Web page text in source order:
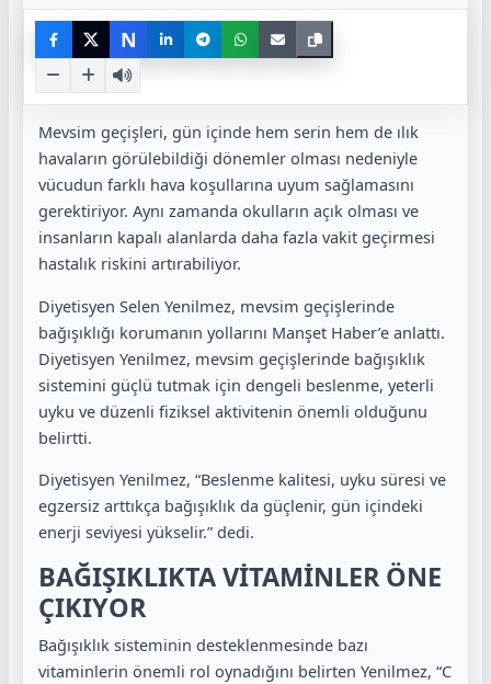
N
Mevsim geçişleri, gün içinde hem serin hem de ılık
havaların görülebildiği dönemler olması nedeniyle
vücudun farklı hava koşullarına uyum sağlamasını
gerektiriyor. Aynı zamanda okulların açık olması ve
insanların kapalı alanlarda daha fazla vakit geçirmesi
hastalık riskini artırabiliyor.
Diyetisyen Selen Yenilmez, mevsim geçişlerinde
bağışıklığı korumanın yollarını Manşet Haber’e anlattı.
Diyetisyen Yenilmez, mevsim geçişlerinde bağışıklık
sistemini güçlü tutmak için dengeli beslenme, yeterli
uyku ve düzenli fiziksel aktivitenin önemli olduğunu
belirtti.
Diyetisyen Yenilmez, “Beslenme kalitesi, uyku süresi ve
egzersiz arttıkça bağışıklık da güçlenir, gün içindeki
enerji seviyesi yükselir.” dedi.
BAĞIŞIKLIKTA VİTAMİNLER ÖNE
ÇIKIYOR
Bağışıklık sisteminin desteklenmesinde bazı
vitaminlerin önemli rol oynadığını belirten Yenilmez, “C